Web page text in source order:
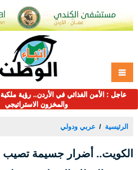
عاجل : الأمن الغذائي في الأردن.. رؤية ملكية
والمخزون الاستراتيجي
الرئيسية عربي ودولي
الكويت.. أضرار جسيمة تصيب